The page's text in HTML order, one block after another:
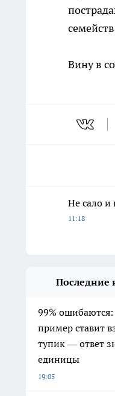
Вину в
Не сало и
11:18
Последние
99%
пример ставит
тупик — ответ
единицы
19:05